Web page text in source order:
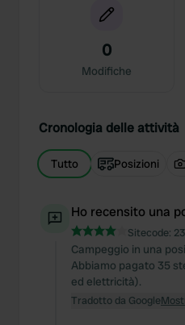
0
Modifiche
Cronologia delle attività
Tutto Posizioni
Ho recensito una
Sitecode:
Campeggio in una
Abbiamo pagato 35
ed elettricità).
Tradotto da Google